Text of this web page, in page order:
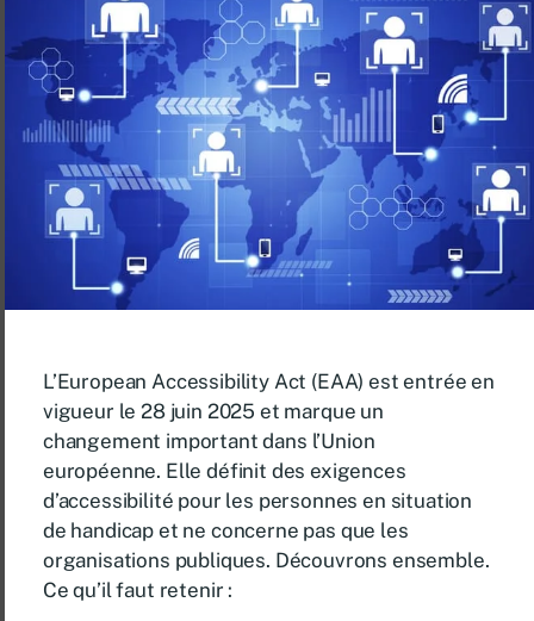
L’European Accessibility Act (EAA) est entrée en
vigueur le 28 juin 2025 et marque un
changement important dans l’Union
européenne. Elle définit des exigences
d’accessibilité pour les personnes en situation
de handicap et ne concerne pas que les
organisations publiques. Découvrons ensemble.
Ce qu’il faut retenir :